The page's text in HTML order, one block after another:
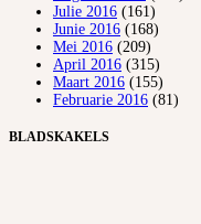
Julie 2016 (161)
Junie 2016 (168)
Mei 2016 (209)
April 2016 (315)
Maart 2016 (155)
Februarie 2016 (81)
BLADSKAKELS